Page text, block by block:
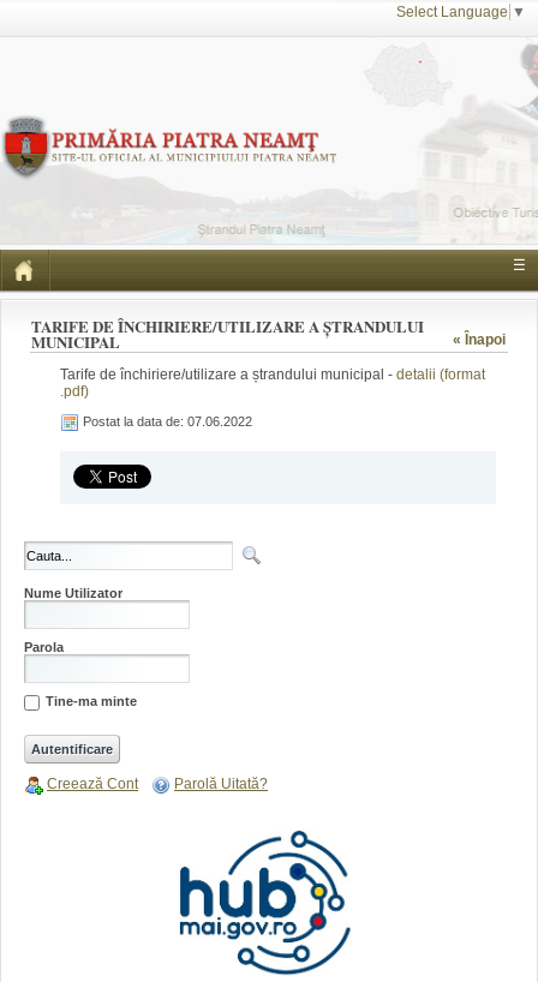
Select Language ▼
☰
« Înapoi
TARIFE DE ÎNCHIRIERE/UTILIZARE A ȘTRANDULUI
MUNICIPAL
Tarife de închiriere/utilizare a ștrandului municipal - detalii (format
.pdf)
Postat la data de: 07.06.2022
Nume Utilizator
Parola
Tine-ma minte
Creează Cont Parolă Uitată?